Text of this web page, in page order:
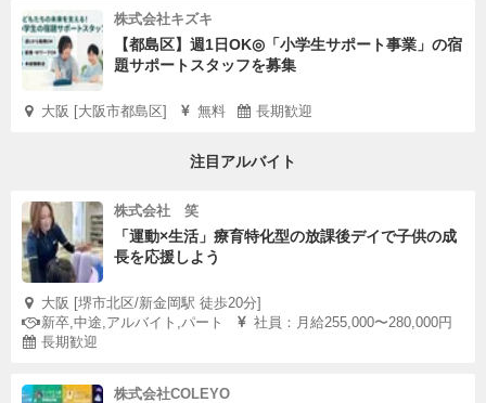
です。
※兵庫「すごいすと」インターンシップは、兵庫県による
「地域のネクストリーダー発掘プロジェクト」事業です。
株式会社キズキ
【都島区】週1日OK◎「小学生サポート事業」の宿
題サポートスタッフを募集
大阪 [大阪市都島区] 無料 長期歓迎
注目アルバイト
株式会社 笑
「運動×生活」療育特化型の放課後デイで子供の成
長を応援しよう
大阪 [堺市北区/新金岡駅 徒歩20分]
新卒,中途,アルバイト,パート
社員：月給255,000〜280,000円
長期歓迎
株式会社COLEYO